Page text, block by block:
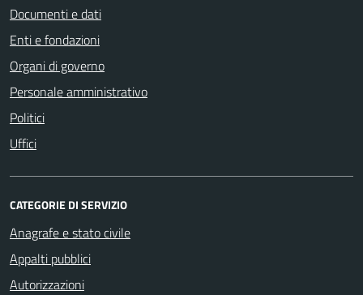
Documenti e dati
Enti e fondazioni
Organi di governo
Personale amministrativo
Politici
Uffici
CATEGORIE DI SERVIZIO
Anagrafe e stato civile
Appalti pubblici
Autorizzazioni